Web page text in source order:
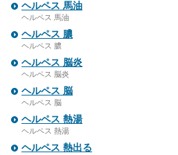
ヘルペス 馬油
ヘルペス 馬油
ヘルペス 膿
ヘルペス 膿
ヘルペス 脳炎
ヘルペス 脳炎
ヘルペス 脳
ヘルペス 脳
ヘルペス 熱湯
ヘルペス 熱湯
ヘルペス 熱出る